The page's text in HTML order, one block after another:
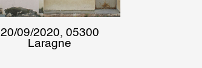
20/09/2020, 05300
Laragne